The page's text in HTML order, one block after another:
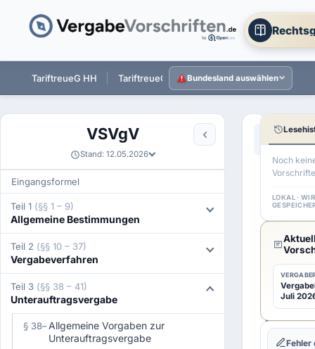
TariftreueG HH TariftreueG NI TariftreueG HE
Bundesland auswählen
VSVgV
Stand: 12.05.2026
Eingangsformel
Teil 1 (§§ 1 – 9)
Allgemeine Bestimmungen
Teil 2 (§§ 10 – 37)
Vergabeverfahren
Teil 3 (§§ 38 – 41)
Unterauftragsvergabe
§ 38–Allgemeine Vorgaben zur
Unterauftragsvergabe
Aa
41
VSVgV
einer
Noch
LOKAL ·
Juli
Fehler